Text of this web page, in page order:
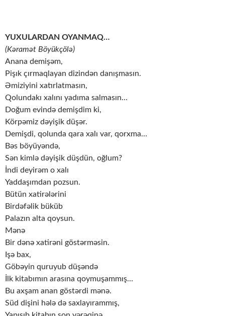
YUXULARDAN OYANMAQ…
(Kəramət Böyükçölə)
Anana demişəm,
Pişık çırmaqlayan dizindən danışmasın.
Əmiziyini xatırlatmasın,
Qolundakı xalını yadıma salmasın…
Doğum evində demişdim ki,
Körpəmiz dəyişik düşər.
Demişdi, qolunda qara xalı var, qorxma…
Bəs böyüyəndə,
Sən kimlə dəyişik düşdün, oğlum?
İndi deyirəm o xalı
Yaddaşımdan pozsun.
Bütün xatirələrini
Birdəfəlik büküb
Palazın alta qoysun.
Mənə
Bir dənə xatirəni göstərməsin.
Işə bax,
Göbəyin quruyub düşəndə
İlk kitabımın arasına qoymuşammış…
Bu axşam anan göstərdi mənə.
Süd dişini hələ də saxlayırammış,